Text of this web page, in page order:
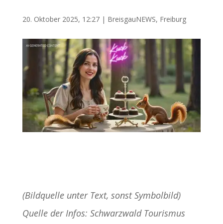
20. Oktober 2025, 12:27| BreisgauNEWS, Freiburg
(Bildquelle unter Text, sonst Symbolbild)
Quelle der Infos: Schwarzwald Tourismus